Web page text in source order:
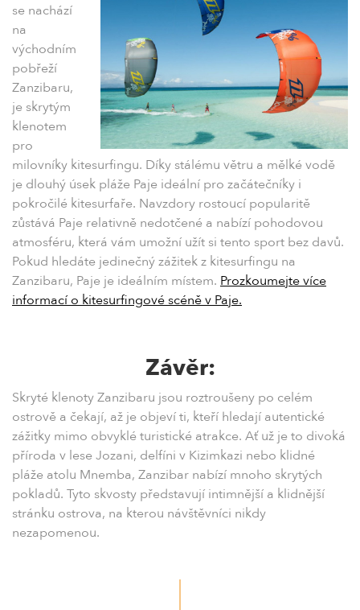
se nachází
na
východním
pobřeží
Zanzibaru,
je skrytým
klenotem
pro
milovníky kitesurfingu. Díky stálému větru a mělké vodě
je dlouhý úsek pláže Paje ideální pro začátečníky i
pokročilé kitesurfaře. Navzdory rostoucí popularitě
zůstává Paje relativně nedotčené a nabízí pohodovou
atmosféru, která vám umožní užít si tento sport bez davů.
Pokud hledáte jedinečný zážitek z kitesurfingu na
Zanzibaru, Paje je ideálním místem. Prozkoumejte více
informací o kitesurfingové scéně v Paje.
Závěr:
Skryté klenoty Zanzibaru jsou roztroušeny po celém
ostrově a čekají, až je objeví ti, kteří hledají autentické
zážitky mimo obvyklé turistické atrakce. Ať už je to divoká
příroda v lese Jozani, delfíni v Kizimkazi nebo klidné
pláže atolu Mnemba, Zanzibar nabízí mnoho skrytých
pokladů. Tyto skvosty představují intimnější a klidnější
stránku ostrova, na kterou návštěvníci nikdy
nezapomenou.